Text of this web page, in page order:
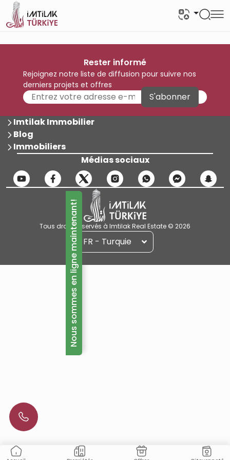
Rester informé
Rejoignez notre liste de diffusion pour suivre nos
derniers projets et offres
S'abonner
Imtilak Immobilier
Blog
Immobiliers
Médias sociaux
Tous droits réservés à Imtilak Real Estate © 2026
FR - Turquie
Nous sommes en ligne maintenant!